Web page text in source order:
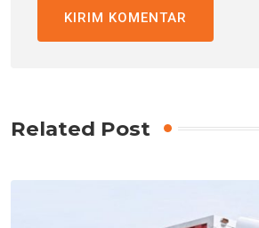
Related Post